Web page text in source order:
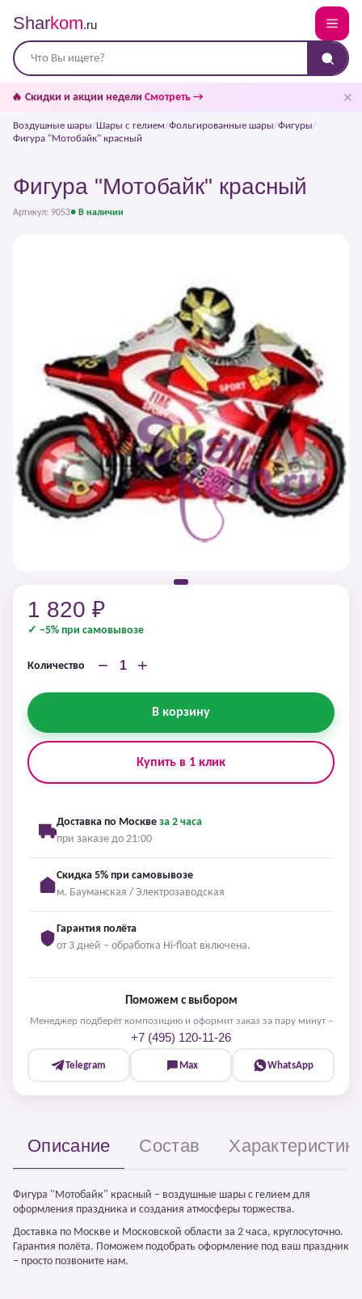
Sharkom.ru
🔥 Скидки и акции недели Смотреть → ✕
Воздушные шары/Шары с гелием/Фольгированные шары/Фигуры/
Фигура "Мотобайк" красный
Фигура "Мотобайк" красный
Артикул: 9053● В наличии
1 820 ₽
✓ −5% при самовывозе
Количество − +
В корзину
Купить в 1 клик
Доставка по Москве за 2 часа
при заказе до 21:00
Скидка 5% при самовывозе
м. Бауманская / Электрозаводская
Гарантия полёта
от 3 дней – обработка Hi-float включена.
Поможем с выбором
Менеджер подберёт композицию и оформит заказ за пару минут –
+7 (495) 120-11-26
Telegram Max WhatsApp
Описание Состав
Фигура "Мотобайк" красный – воздушные шары с гелием для
оформления праздника и создания атмосферы торжества.
Доставка по Москве и Московской области за 2 часа, круглосуточно.
Гарантия полёта. Поможем подобрать оформление под ваш праздник
– просто позвоните нам.